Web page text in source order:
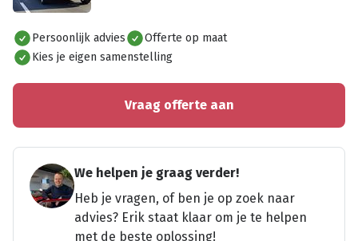
Alles bekijken
Persoonlijk advies
Offerte op maat
Kies je eigen samenstelling
Vraag offerte aan
We helpen je graag verder!
Heb je vragen, of ben je op zoek naar
advies? Erik staat klaar om je te helpen
met de beste oplossing!